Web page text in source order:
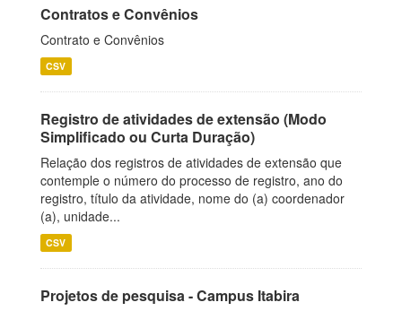
Contratos e Convênios
Contrato e Convênios
CSV
Registro de atividades de extensão (Modo
Simplificado ou Curta Duração)
Relação dos registros de atividades de extensão que
contemple o número do processo de registro, ano do
registro, título da atividade, nome do (a) coordenador
(a), unidade...
CSV
Projetos de pesquisa - Campus Itabira